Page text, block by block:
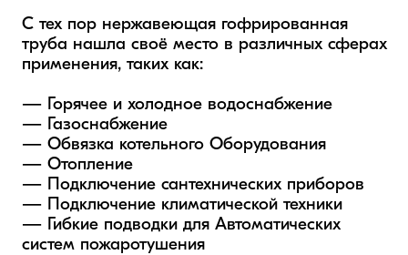
С тех пор нержавеющая гофрированная
труба нашла своё место в различных сферах
применения, таких как:
— Горячее и холодное водоснабжение
— Газоснабжение
— Обвязка котельного Оборудования
— Отопление
— Подключение сантехнических приборов
— Подключение климатической техники
— Гибкие подводки для Автоматических
систем пожаротушения